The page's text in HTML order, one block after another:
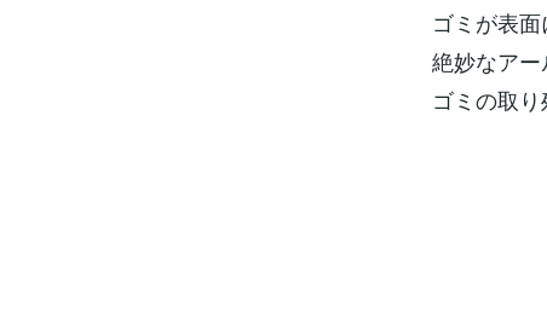
ゴミが表面
絶妙なア
ゴミの取り